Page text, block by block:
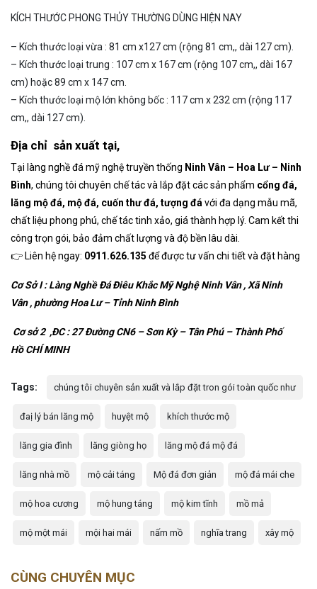
KÍCH THƯỚC PHONG THỦY THƯỜNG DÙNG HIỆN NAY
– Kích thước loại vừa : 81 cm x127 cm (rộng 81 cm,, dài 127 cm).
– Kích thước loại trung : 107 cm x 167 cm (rộng 107 cm,, dài 167
cm) hoặc 89 cm x 147 cm.
– Kích thước loại mộ lớn không bốc : 117 cm x 232 cm (rộng 117
cm,, dài 127 cm).
Địa chỉ sản xuất tại,
Tại l àng nghề đá mỹ nghệtruyền thống Ninh Vân – Hoa Lư – Ninh
Bình, chúng tôi chuyên chếtác và lắp đặtcác sản phẩm cổng đá,
lăng mộ đá, mộ đá, cuốn thư đá, tượng đá với đa dạng mẫu mã,
chất liệu phong phú, chế tác tinh xảo, giá thành hợp lý. Cam kếtthi
công trọn gói, bảo đảm chất lượng và độ bền lâu dài.
👉 Liên hệngay: 0911.626.135 để được tưvấn chi tiếtvà đặt hàng
Cơ Sở I : Làng NghềĐá Điêu Khắc Mỹ Nghệ Ninh Vân, Xã Ninh
Vân, phường Hoa Lư– Tỉnh Ninh Bình
Cơ sở 2 ,ĐC :27 Đường CN6– Sơn Kỳ – Tân Phú – Thành Phố
HồCHÍ MINH
Tags: chúng tôi chuyên sản xuất và lắp đặt tron gói toàn quốc như
đaị lý bán lăng mộ huyệt mộ khích thước mộ
lăng gia đình lăng giòng họ lăng mộ đá mộ đá
lăng nhà mồ mộ cải táng Mộ đá đơn giản mộ đá mái che
mộ hoa cương mộ hung táng mộ kim tĩnh mồ mả
mộ một mái mội hai mái nấm mồ nghĩa trang xây mộ
CÙNG CHUYÊN MỤC